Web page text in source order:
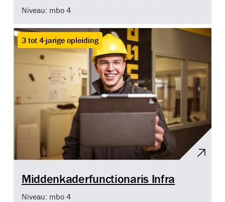
Niveau: mbo 4
3 tot 4-jarige opleiding
Middenkaderfunctionaris Infra
Niveau: mbo 4